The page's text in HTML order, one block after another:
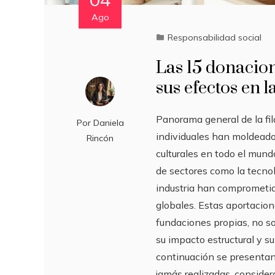
Ago
Por Daniela
Rincón
Responsabilidad social
Las 15
sus efectos en
Panorama general de la
individuales han
culturales en todo el
de sectores como la
industria han
globales. Estas
fundaciones propias, no
su impacto estructural y
continuación se